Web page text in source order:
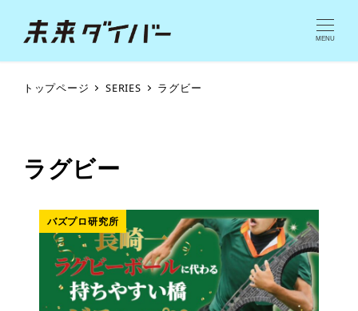
MENU
トップページ SERIES ラグビー
ラグビー
バズプロ研究所